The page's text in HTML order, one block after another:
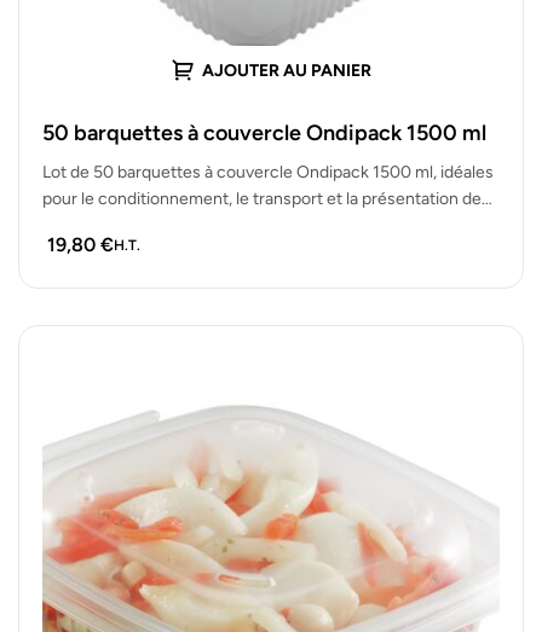
AJOUTER AU PANIER
50 barquettes à couvercle Ondipack 1500 ml
Lot de 50 barquettes à couvercle Ondipack 1500 ml, idéales
pour le conditionnement, le transport et la présentation de
19,80 €H.T.